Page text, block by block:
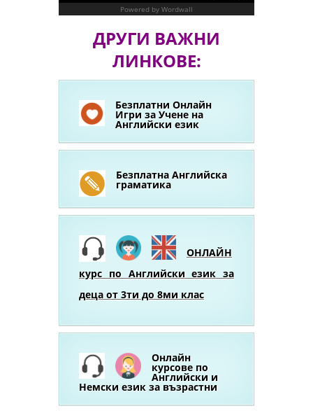
ДРУГИ ВАЖНИ
ЛИНКОВЕ:
Безплатни Онлайн
Игри за Учене на
Английски език
Безплатна Английска
граматика
ОНЛАЙН
курс по Английски език за
деца от 3ти до 8ми клас
Онлайн
курсове по
Английски и
Немски език за възрастни